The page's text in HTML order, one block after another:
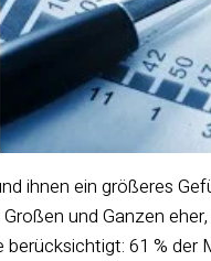
ihnen ein größeres
und Ganzen
61 %